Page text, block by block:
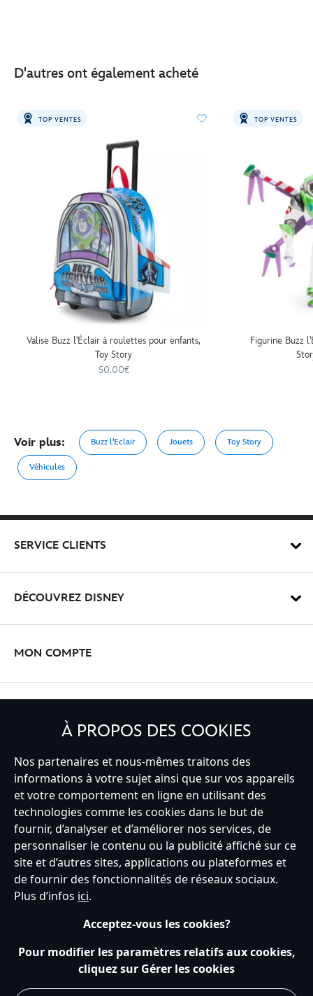
D'autres ont également acheté
TOP VENTES
Valise Buzz l'Éclair à roulettes pour enfants,
Toy Story
50.00€
TOP VENTES
Figurine Buzz
Voir plus: Buzz l'Eclair Jouets Toy Story
Véhicules
SERVICE CLIENTS
DÉCOUVREZ DISNEY
MON COMPTE
France
Service clients Conditions d’utilisation
Trouver un magasin
Plan du site
Règles de respect de la vie privée
Politique de cookies
Notice relative à la confidentialité
Conditions générales de vente
À PROPOS DES COOKIES
Nos partenaires et nous-mêmes traitons des
informations à votre sujet ainsi que sur vos appareils
et votre comportement en ligne en utilisant des
technologies comme les cookies dans le but de
fournir, d’analyser et d’améliorer nos services, de
personnaliser le contenu ou la publicité affiché sur ce
site et d’autres sites, applications ou plateformes et
de fournir des fonctionnalités de réseaux sociaux.
Plus d’infos ici.
Acceptez-vous les cookies?
Pour modifier les paramètres relatifs aux cookies,
cliquez sur Gérer les cookies